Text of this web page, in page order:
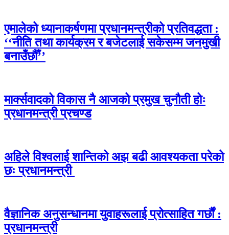
एमालेको ध्यानाकर्षणमा प्रधानमन्त्रीको प्रतिवद्धता :
‘‘नीति तथा कार्यक्रम र बजेटलाई सकेसम्म जनमुखी
बनाउँछौँ’’
मार्क्सवादको विकास नै आजको प्रमुख चुनौती होः
प्रधानमन्त्री प्रचण्ड
अहिले विश्वलाई शान्तिको अझ बढी आवश्यकता परेको
छः प्रधानमन्त्री
वैज्ञानिक अनुसन्धानमा युवाहरूलाई प्रोत्साहित गर्छौं :
प्रधानमन्त्री